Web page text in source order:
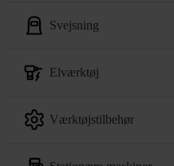
svejsning
elværktøj
værktøjstilbehør